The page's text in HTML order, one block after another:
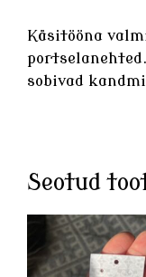
Käsitööna
portselanehted
sobivad
Seotud